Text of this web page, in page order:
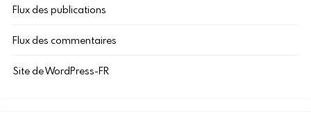
Flux des publications
Flux des commentaires
Site de WordPress-FR